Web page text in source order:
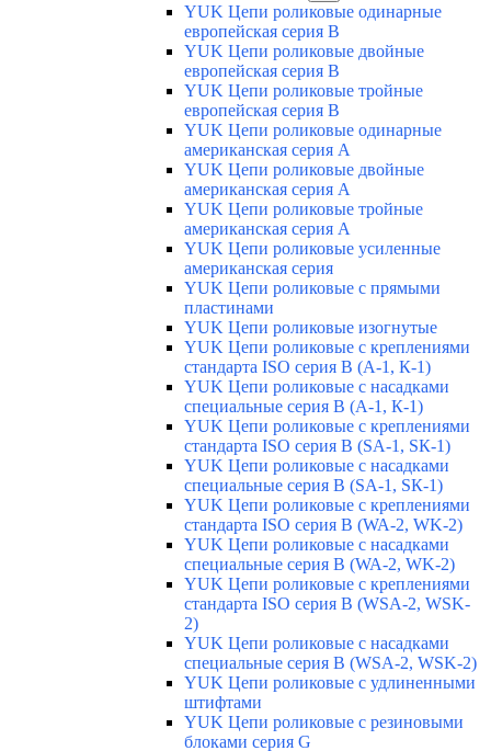
YUK Цепи роликовые одинарные
европейская серия В
YUK Цепи роликовые двойные
европейская серия В
YUK Цепи роликовые тройные
европейская серия В
YUK Цепи роликовые одинарные
американская серия А
YUK Цепи роликовые двойные
американская серия А
YUK Цепи роликовые тройные
американская серия А
YUK Цепи роликовые усиленные
американская серия
YUK Цепи роликовые с прямыми
пластинами
YUK Цепи роликовые изогнутые
YUK Цепи роликовые с креплениями
стандарта ISO серия B (А-1, К-1)
YUK Цепи роликовые с насадками
специальные серия В (А-1, К-1)
YUK Цепи роликовые с креплениями
стандарта ISO серия B (SA-1, SК-1)
YUK Цепи роликовые с насадками
специальные серия В (SA-1, SК-1)
YUK Цепи роликовые с креплениями
стандарта ISO серия B (WA-2, WK-2)
YUK Цепи роликовые с насадками
специальные серия В (WA-2, WK-2)
YUK Цепи роликовые с креплениями
стандарта ISO серия B (WSA-2, WSK-
2)
YUK Цепи роликовые с насадками
специальные серия B (WSA-2, WSK-2)
YUK Цепи роликовые с удлиненными
штифтами
YUK Цепи роликовые с резиновыми
блоками серия G